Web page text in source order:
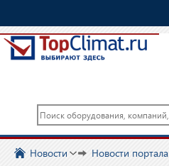
Новости Новости портала